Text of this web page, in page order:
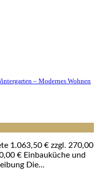
– Modernes Wohnen
1.063,50 € zzgl. 270,00
€ Einbauküche und
Die...